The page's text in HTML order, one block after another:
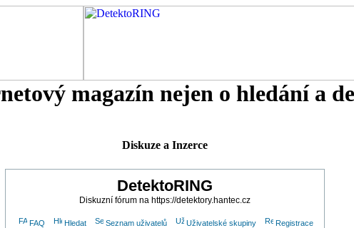
magazín nejen o hledání a
Diskuze a Inzerce
DetektoRING
Diskuzní fórum na https://detektory.hantec.cz
FAQ Hledat Seznam uživatelů Uživatelské skupiny
Registrace